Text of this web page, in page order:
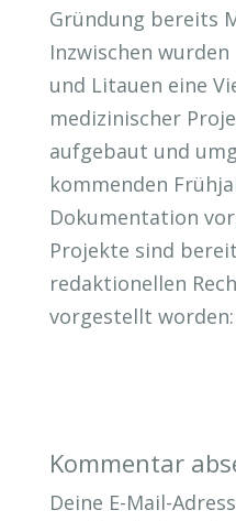
Gründung bereits
Inzwischen
und Litauen eine
medizinischer
aufgebaut und
kommenden
Dokumentation
Projekte sind
redaktionellen
vorgestellt worden:
Kommentar
Deine E-Mail-